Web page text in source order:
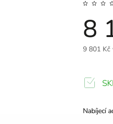
8
9 801 Kč
Nabíjecí